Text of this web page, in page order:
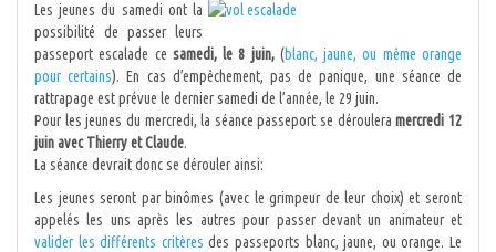
Les jeunes du samedi ont la
possibilité de passer leurs
passeport escalade ce samedi, le 8 juin,(blanc, jaune, ou même orange
pour certains). En cas d’empêchement, pas de panique, une séance de
rattrapage est prévue le dernier samedi de l’année, le 29 juin.
Pour les jeunes du mercredi, la séance passeport se déroulera mercredi 12
juin avec Thierry et Claude.
La séance devrait donc se dérouler ainsi:
Les jeunes seront par binômes (avec le grimpeur de leur choix) et seront
appelés les uns après les autres pour passer devant un animateur et
valider les différents critères des passeports blanc, jaune, ou orange. Le